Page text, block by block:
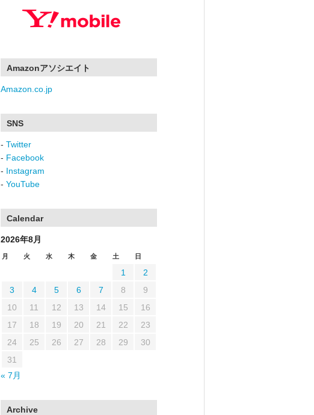
Amazonアソシエイト
Amazon.co.jp
SNS
- Twitter
- Facebook
- Instagram
- YouTube
Calendar
2026年8月
月 火 水 木 金 土 日
1
2
3
4 5 6 7 8
9
10
11 12 13 14 15
16
17
18 19 20 21 22
23
24
25 26 27 28 29
30
31
« 7月
Archive